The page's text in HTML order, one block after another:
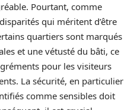
Pourtant, comme
qui méritent d’être
quartiers sont marqués
et une vétusté du bâti, ce
pour les visiteurs
La sécurité, en particulier
comme sensibles doit